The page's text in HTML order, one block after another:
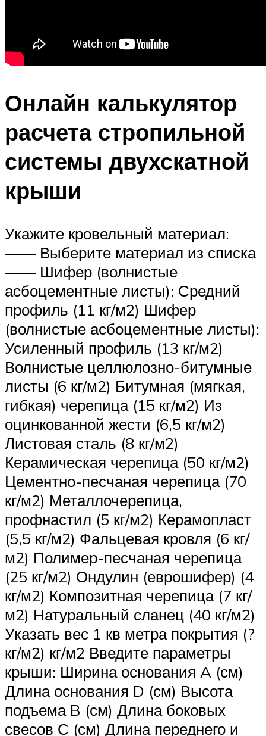
Онлайн калькулятор
расчета стропильной
системы двухскатной
крыши
Укажите кровельный материал:
—— Выберите материал из списка
—— Шифер (волнистые
асбоцементные листы): Средний
профиль (11 кг/м2) Шифер
(волнистые асбоцементные листы):
Усиленный профиль (13 кг/м2)
Волнистые целлюлозно-битумные
листы (6 кг/м2) Битумная (мягкая,
гибкая) черепица (15 кг/м2) Из
оцинкованной жести (6,5 кг/м2)
Листовая сталь (8 кг/м2)
Керамическая черепица (50 кг/м2)
Цементно-песчаная черепица (70
кг/м2) Металлочерепица,
профнастил (5 кг/м2) Керамопласт
(5,5 кг/м2) Фальцевая кровля (6 кг/
м2) Полимер-песчаная черепица
(25 кг/м2) Ондулин (еврошифер) (4
кг/м2) Композитная черепица (7 кг/
м2) Натуральный сланец (40 кг/м2)
Указать вес 1 кв метра покрытия (?
кг/м2) кг/м2 Введите параметры
крыши: Ширина основания A (см)
Длина основания D (см) Высота
подъема B (см) Длина боковых
свесов С (см) Длина переднего и